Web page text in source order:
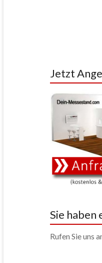
Jetzt
Sie haben
Rufen Sie uns